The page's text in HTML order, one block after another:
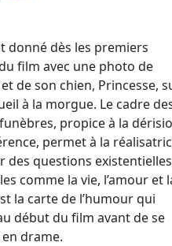
donné dès les premiers
film avec une photo de
et de son chien, Princesse,
à la morgue. Le cadre
propice à la
permet à la
des questions
comme la vie, l’amour et
la carte de l’humour qui
début du film avant de se
drame.